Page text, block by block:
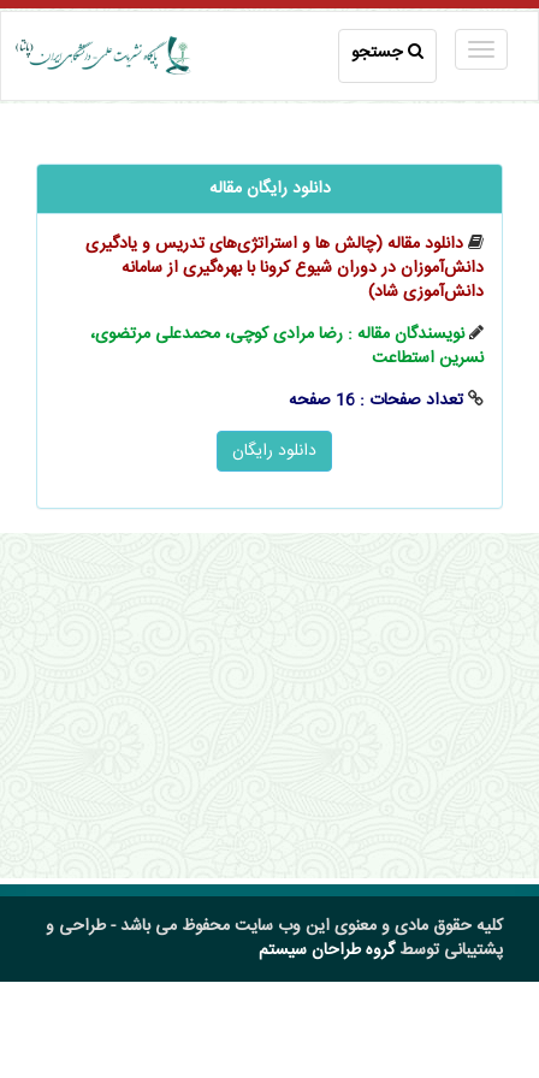
جستجو
دانلود رایگان مقاله
دانلود مقاله (چالش ها و استراتژی‌های تدریس و یادگیری
دانش‌آموزان در دوران شیوع کرونا با بهره‌گیری از سامانه
دانش‌آموزی شاد)
نویسندگان مقاله : رضا مرادی کوچی، محمدعلی مرتضوی،
نسرین استطاعت
تعداد صفحات : 16 صفحه
کلیه حقوق مادی و معنوی این وب سایت محفوظ می باشد - طراحی و
پشتیبانی توسطگروه طراحان سیستم